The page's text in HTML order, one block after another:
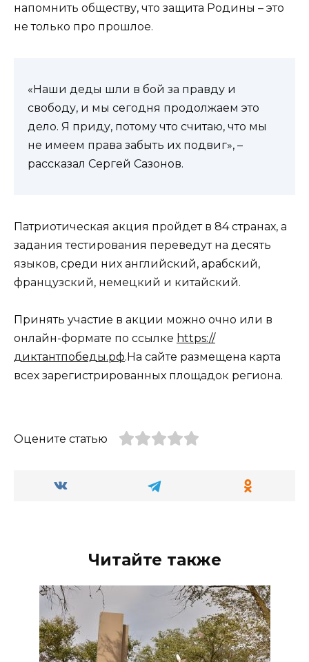
напомнить обществу, что защита Родины – это
не только про прошлое.
«Наши деды шли в бой за правду и
свободу, и мы сегодня продолжаем это
дело. Я приду, потому что считаю, что мы
не имеем права забыть их подвиг», –
рассказал Сергей Сазонов.
Патриотическая акция пройдет в 84 странах, а
задания тестирования переведут на десять
языков, среди них английский, арабский,
французский, немецкий и китайский.
Принять участие в акции можно очно или в
онлайн-формате по ссылке https://
диктантпобеды.рф.На сайте размещена карта
всех зарегистрированных площадок региона.
Оцените статью
Читайте также